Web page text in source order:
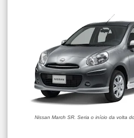
Nissan March SR. Seria o início da volta